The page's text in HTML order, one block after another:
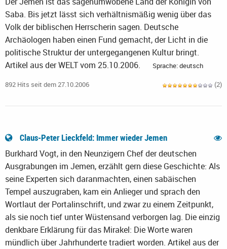
Saba. Bis jetzt lässt sich verhältnismäßig wenig über das
Volk der biblischen Herrscherin sagen. Deutsche
Archäologen haben einen Fund gemacht, der Licht in die
politische Struktur der untergegangenen Kultur bringt.
Artikel aus der WELT vom 25.10.2006.
Sprache: deutsch
892 Hits seit dem 27.10.2006 (2)
Claus-Peter Lieckfeld: Immer wieder Jemen
Burkhard Vogt, in den Neunzigern Chef der deutschen
Ausgrabungen im Jemen, erzählt gern diese Geschichte: Als
seine Experten sich daranmachten, einen sabäischen
Tempel auszugraben, kam ein Anlieger und sprach den
Wortlaut der Portalinschrift, und zwar zu einem Zeitpunkt,
als sie noch tief unter Wüstensand verborgen lag. Die einzig
denkbare Erklärung für das Mirakel: Die Worte waren
mündlich über Jahrhunderte tradiert worden. Artikel aus der